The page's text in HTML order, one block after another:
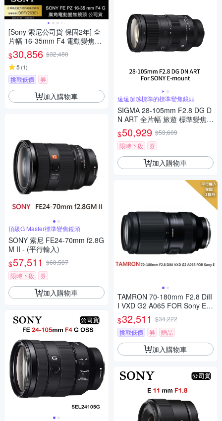
[Sony 索尼公司貨 保固2年] 全
片幅 16-35mm F4 電動變焦G
鏡頭 SELP1635G
$30,856 $32,480
5 (1)
挑戰低價 券
加入購物車
頂級G Master標準變焦鏡頭
SONY 索尼 FE24-70mm f2.8G
M II - (平行輸入)
$57,511 $60,537
限時下殺
券
加入購物車
遠遠超越標準的標準變焦鏡頭
SIGMA 28-105mm F2.8 DG D
N ART 全片幅 旅遊 標準變焦鏡
頭 For SONY E-mount (公司
貨)
$50,929 $53,609
限時下殺
券
加入購物車
TAMRON 70-180mm F2.8 DiII
I VXD G2 A065 FOR Sony E接
環
$32,511 $34,222
挑戰低價
券 贈品
加入購物車